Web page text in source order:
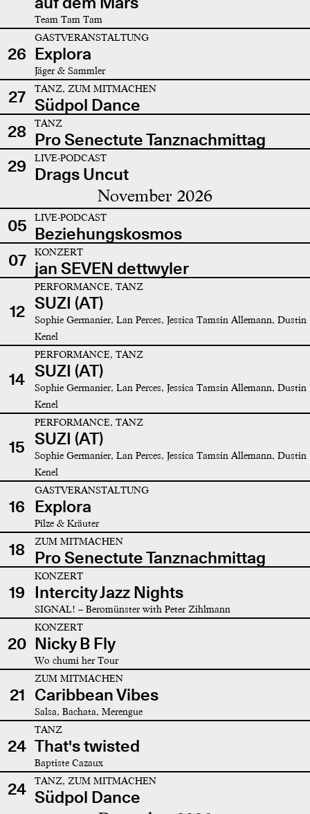
Team Tam Tam
26
GASTVERANSTALTUNG
Explora
Jäger & Sammler
27 TANZ, ZUM MITMACHEN
Südpol Dance
28
TANZ
Pro Senectute Tanznachmittag
29
LIVE-PODCAST
Drags Uncut
November 2026
05 LIVE-PODCAST
Beziehungskosmos
07
KONZERT
jan SEVEN dettwyler
12
PERFORMANCE, TANZ
SUZI (AT)
Sophie Germanier, Lan Perces, Jessica Tamsin Allemann, Dustin
Kenel
14
PERFORMANCE, TANZ
SUZI (AT)
Sophie Germanier, Lan Perces, Jessica Tamsin Allemann, Dustin
Kenel
15
PERFORMANCE, TANZ
SUZI (AT)
Sophie Germanier, Lan Perces, Jessica Tamsin Allemann, Dustin
Kenel
16
GASTVERANSTALTUNG
Explora
Pilze & Kräuter
18 ZUM MITMACHEN
Pro Senectute Tanznachmittag
19
KONZERT
Intercity Jazz Nights
SIGNAL! – Beromünster with Peter Zihlmann
20
KONZERT
Nicky B Fly
Wo chumi her Tour
21
ZUM MITMACHEN
Caribbean Vibes
Salsa, Bachata, Merengue
24
TANZ
That's twisted
Baptiste Cazaux
24 TANZ, ZUM MITMACHEN
Südpol Dance